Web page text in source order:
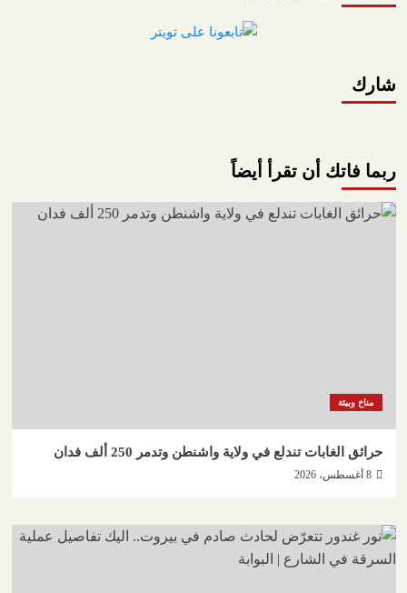
شارك
ربما فاتك أن تقرأ أيضاً
مناخ وبيئة
حرائق الغابات تندلع في ولاية واشنطن وتدمر 250 ألف فدان
8 أغسطس، 2026